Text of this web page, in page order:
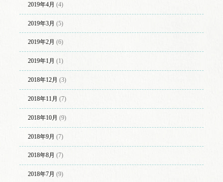
2019年4月 (4)
2019年3月 (5)
2019年2月 (6)
2019年1月 (1)
2018年12月 (3)
2018年11月 (7)
2018年10月 (9)
2018年9月 (7)
2018年8月 (7)
2018年7月 (9)